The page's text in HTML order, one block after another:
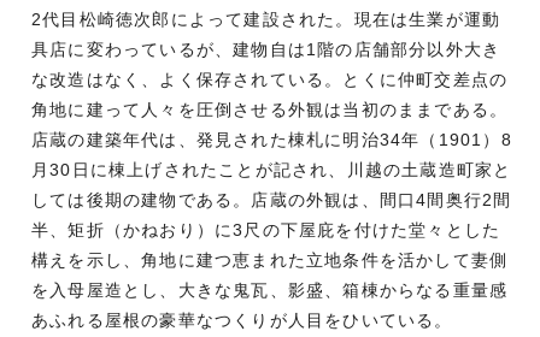
2代目松崎徳次郎によって建設された。現在は生業が運動
具店に変わっているが、建物自は1階の店舗部分以外大き
な改造はなく、よく保存されている。とくに仲町交差点の
角地に建って人々を圧倒させる外観は当初のままである。
店蔵の建築年代は、発見された棟札に明治34年（1901）8
月30日に棟上げされたことが記され、川越の土蔵造町家と
しては後期の建物である。店蔵の外観は、間口4間奥行2間
半、矩折（かねおり）に3尺の下屋庇を付けた堂々とした
構えを示し、角地に建つ恵まれた立地条件を活かして妻側
を入母屋造とし、大きな鬼瓦、影盛、箱棟からなる重量感
あふれる屋根の豪華なつくりが人目をひいている。